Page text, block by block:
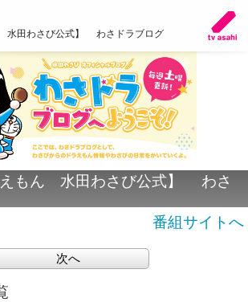
水田わさび公式】 わさドラブログ
えもん 水田わさび公式】 わさ
番組サイトへ
次へ